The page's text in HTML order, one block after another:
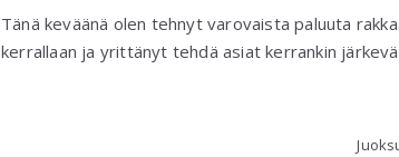
Tänä keväänä olen tehnyt varovaista paluuta
kerrallaan ja yrittänyt tehdä asiat kerrankin